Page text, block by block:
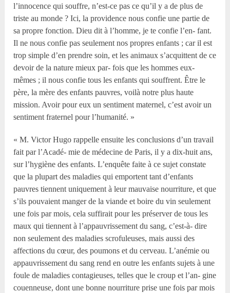
l’innocence qui souffre, n’est-ce pas ce qu’il y a de plus de
triste au monde ? Ici, la providence nous confie une partie de
sa propre fonction. Dieu dit à l’homme, je te confie l’en- fant.
Il ne nous confie pas seulement nos propres enfants ; car il est
trop simple d’en prendre soin, et les animaux s’acquittent de ce
devoir de la nature mieux par- fois que les hommes eux-
mêmes ; il nous confie tous les enfants qui souffrent. Être le
père, la mère des enfants pauvres, voilà notre plus haute
mission. Avoir pour eux un sentiment maternel, c’est avoir un
sentiment fraternel pour l’humanité. »
« M. Victor Hugo rappelle ensuite les conclusions d’un travail
fait par l’Acadé- mie de médecine de Paris, il y a dix-huit ans,
sur l’hygiène des enfants. L’enquête faite à ce sujet constate
que la plupart des maladies qui emportent tant d’enfants
pauvres tiennent uniquement à leur mauvaise nourriture, et que
s’ils pouvaient manger de la viande et boire du vin seulement
une fois par mois, cela suffirait pour les préserver de tous les
maux qui tiennent à l’appauvrissement du sang, c’est-à- dire
non seulement des maladies scrofuleuses, mais aussi des
affections du cœur, des poumons et du cerveau. L’anémie ou
appauvrissement du sang rend en outre les enfants sujets à une
foule de maladies contagieuses, telles que le croup et l’an- gine
couenneuse, dont une bonne nourriture prise une fois par mois